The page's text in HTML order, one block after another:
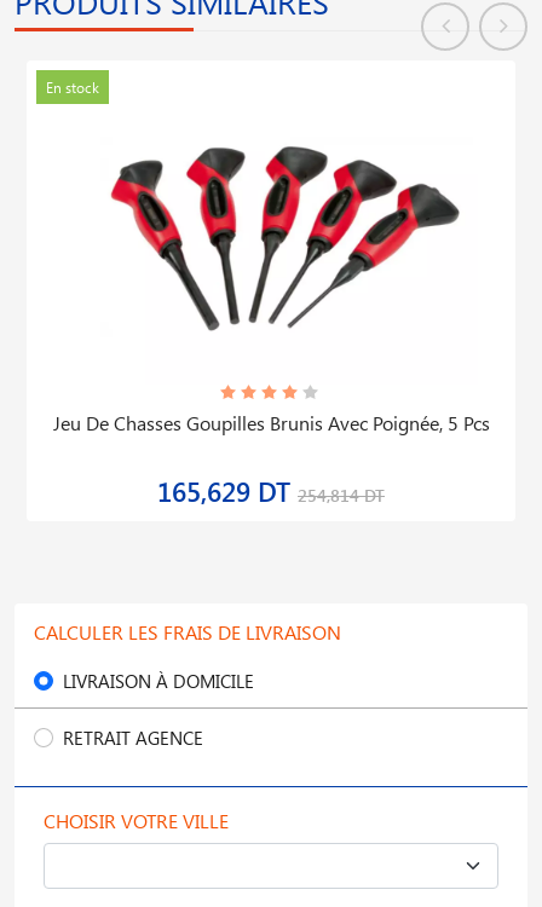
En stock
Jeu De Chasses Goupilles Brunis Avec Poignée, 5 Pcs
165,629 DT 254,814 DT
CALCULER LES FRAIS DE LIVRAISON
LIVRAISON À DOMICILE
RETRAIT AGENCE
CHOISIR VOTRE VILLE